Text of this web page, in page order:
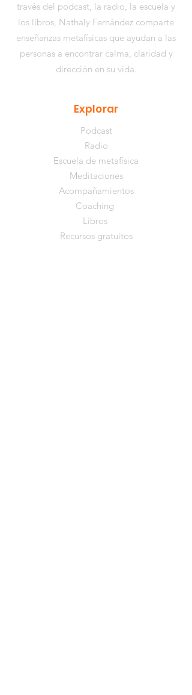
través del podcast, la radio, la escuela y
los libros, Nathaly Fernández comparte
enseñanzas metafísicas que ayudan a las
personas a encontrar calma, claridad y
dirección en su vida.
Explorar
Podcast
Radio
Escuela de metafísica
Meditaciones
Acompañamientos
Coaching
Libros
Recursos gratuitos